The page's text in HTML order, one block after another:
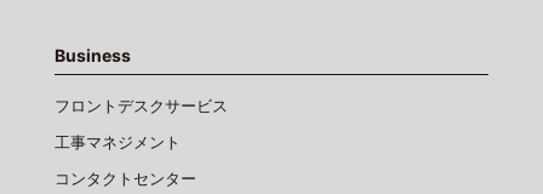
Business
フロントデスクサービス
工事マネジメント
コンタクトセンター